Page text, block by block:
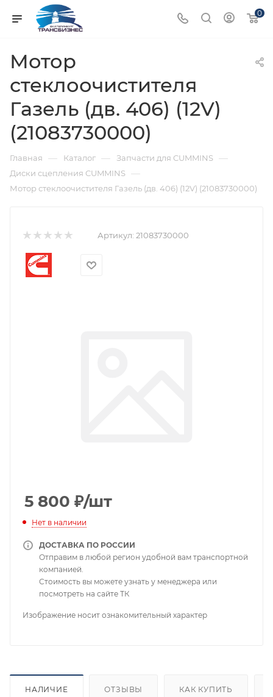
0
Мотор
стеклоочистителя
Газель (дв. 406) (12V)
(21083730000)
Главная — Каталог — Запчасти для CUMMINS —
Диски сцепления CUMMINS —
Мотор стеклоочистителя Газель (дв. 406) (12V) (21083730000)
Артикул: 21083730000
5 800 ₽/шт
Нет в наличии
ДОСТАВКА ПО РОССИИ
Отправим в любой регион удобной вам транспортной
компанией.
Стоимость вы можете узнать у менеджера или
посмотреть на сайте ТК
Изображение носит ознакомительный характер
НАЛИЧИЕ ОТЗЫВЫ КАК КУПИТЬ